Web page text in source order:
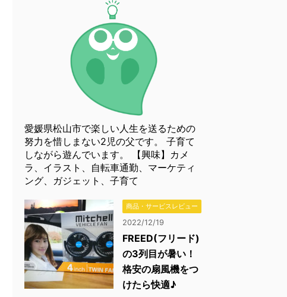
愛媛県松山市で楽しい人生を送るための
努力を惜しまない2児の父です。 子育て
しながら遊んでいます。 【興味】カメ
ラ、イラスト、自転車通勤、マーケティ
ング、ガジェット、子育て
商品・サービスレビュー
2022/12/19
FREED(フリード)
の3列目が暑い！
格安の扇風機をつ
けたら快適♪